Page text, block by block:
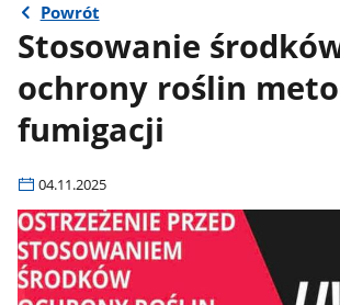
Powrót
Stosowanie
ochrony roślin
fumigacji
04.11.2025